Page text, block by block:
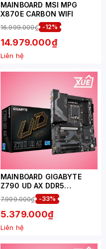
MAINBOARD MSI MPG
X870E CARBON WIFI
16.999.000₫ -12%
14.979.000₫
Liên hệ
MAINBOARD GIGABYTE
Z790 UD AX​ DDR5
(WIFI+BLUETOOTH)
7.999.000₫ -33%
5.379.000₫
Liên hệ